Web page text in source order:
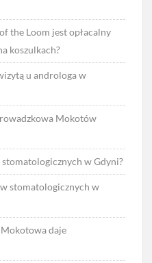
the Loom jest opłacalny
koszulkach?
u androloga w
Mokotów
w Gdyni?
stomatologicznych w
daje